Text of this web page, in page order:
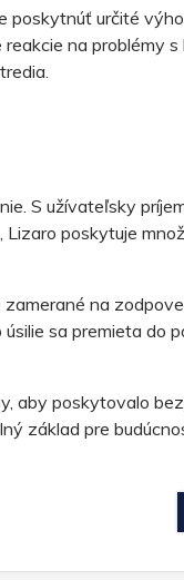
poskytnúť určité
na problémy
S užívateľsky
Lizaro poskytuje
na
sa premieta do
aby poskytovalo
základ pre